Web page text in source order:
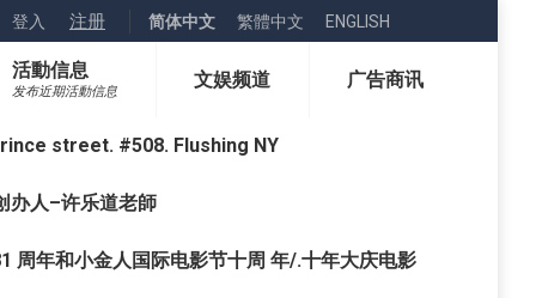
登入 注册 简体中文 繁體中文 ENGLISH
活動信息
发布近期活動信息
文娱频道 广告商讯
street. #508. Flushing NY
办人–许乐道老師
周年和小金人国际电影节十周 年/.十年大庆电影